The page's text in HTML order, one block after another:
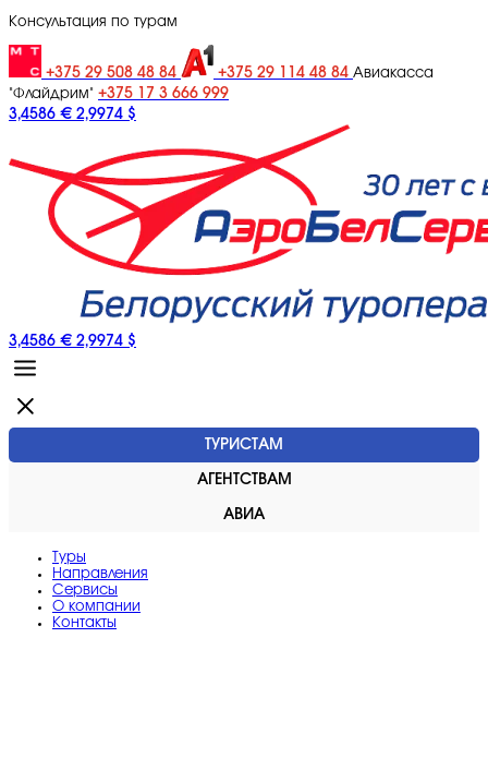
Консультация по турам
+375 29 508 48 84 +375 29 114 48 84 Авиакасса
"Флайдрим" +375 17 3 666 999
3,4586 € 2,9974 $
3,4586 € 2,9974 $
ТУРИСТАМ
АГЕНТСТВАМ
АВИА
Туры
Направления
Сервисы
O компании
Контакты